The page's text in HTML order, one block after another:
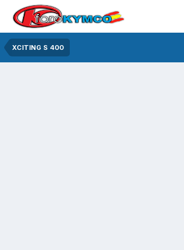
XCITING S 400